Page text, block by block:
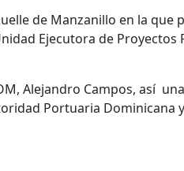
de Manzanillo en la que
Ejecutora de Proyectos
Alejandro Campos, así
Portuaria Dominicana